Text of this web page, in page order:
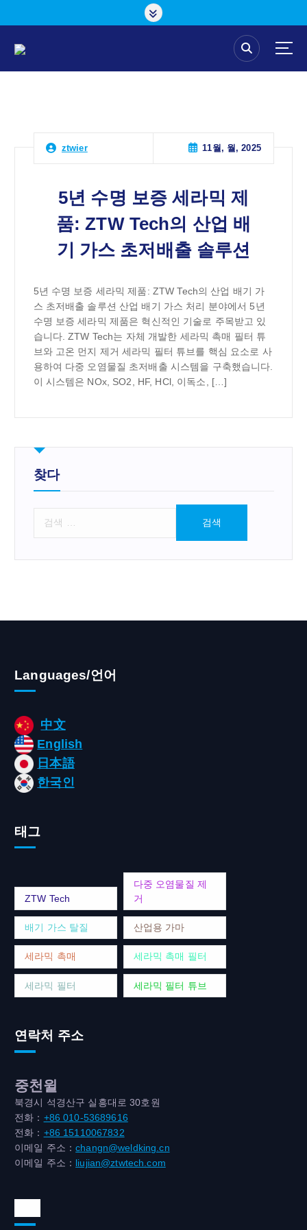
ztwier 11월, 월, 2025
5년 수명 보증 세라믹 제
품: ZTW Tech의 산업 배
기 가스 초저배출 솔루션
5년 수명 보증 세라믹 제품: ZTW Tech의 산업 배기 가
스 초저배출 솔루션 산업 배기 가스 처리 분야에서 5년
수명 보증 세라믹 제품은 혁신적인 기술로 주목받고 있
습니다. ZTW Tech는 자체 개발한 세라믹 촉매 필터 튜
브와 고온 먼지 제거 세라믹 필터 튜브를 핵심 요소로 사
용하여 다중 오염물질 초저배출 시스템을 구축했습니다.
이 시스템은 NOx, SO2, HF, HCl, 이독소, […]
찾다
Languages/언어
中文
English
日本語
한국인
태그
ZTW Tech
다중 오염물질 제
거
배기 가스 탈질 산업용 가마
세라믹 촉매 세라믹 촉매 필터
세라믹 필터 세라믹 필터 튜브
연락처 주소
중천윌
북경시 석경산구 실흥대로 30호원
전화： +86 010-53689616
전화： +86 15110067832
이메일 주소：changn@weldking.cn
이메일 주소： liujian@ztwtech.com